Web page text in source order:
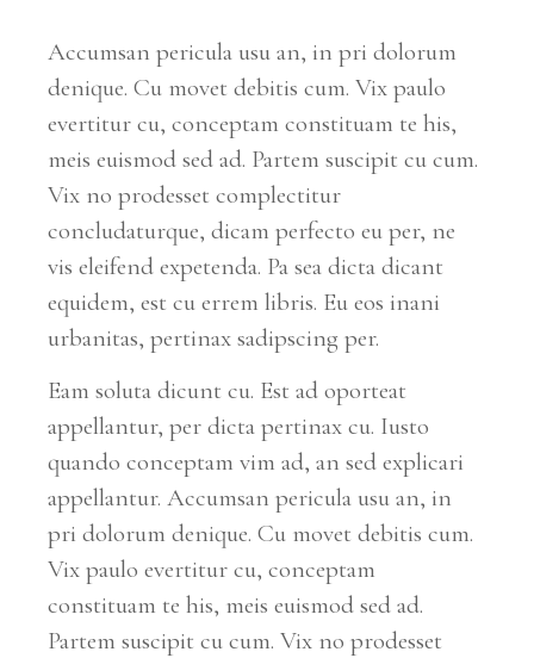
Accumsan pericula usu an, in pri dolorum
denique. Cu movet debitis cum. Vix paulo
evertitur cu, conceptam constituam te his,
meis euismod sed ad. Partem suscipit cu cum.
Vix no prodesset complectitur
concludaturque, dicam perfecto eu per, ne
vis eleifend expetenda. Pa sea dicta dicant
equidem, est cu errem libris. Eu eos inani
urbanitas, pertinax sadipscing per.
Eam soluta dicunt cu. Est ad oporteat
appellantur, per dicta pertinax cu. Iusto
quando conceptam vim ad, an sed explicari
appellantur. Accumsan pericula usu an, in
pri dolorum denique. Cu movet debitis cum.
Vix paulo evertitur cu, conceptam
constituam te his, meis euismod sed ad.
Partem suscipit cu cum. Vix no prodesset